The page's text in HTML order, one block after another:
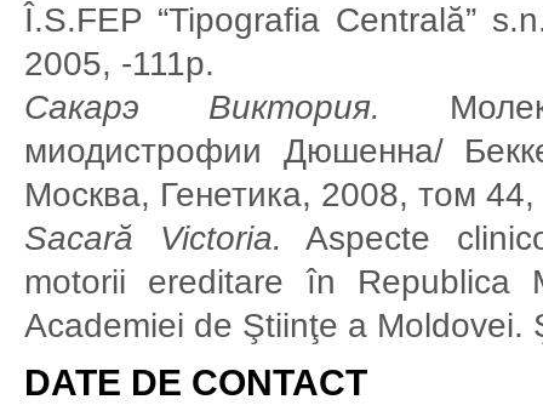
Î.S.FEP “Tipografia Centrală”
2005, -111p.
Сакарэ Виктория.
миодистрофии Дюшенна/
Москва, Генетика, 2008, том
Sacară Victoria. Aspecte
motorii ereditare în Republica
Academiei de Ştiinţe a Moldovei.
DATE DE CONTACT